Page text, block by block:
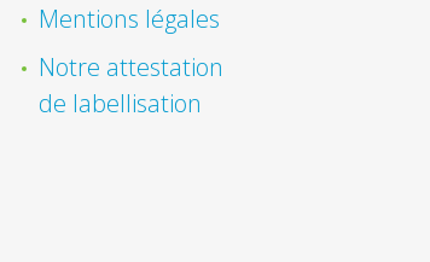
Mentions légales
Notre attestation
de labellisation